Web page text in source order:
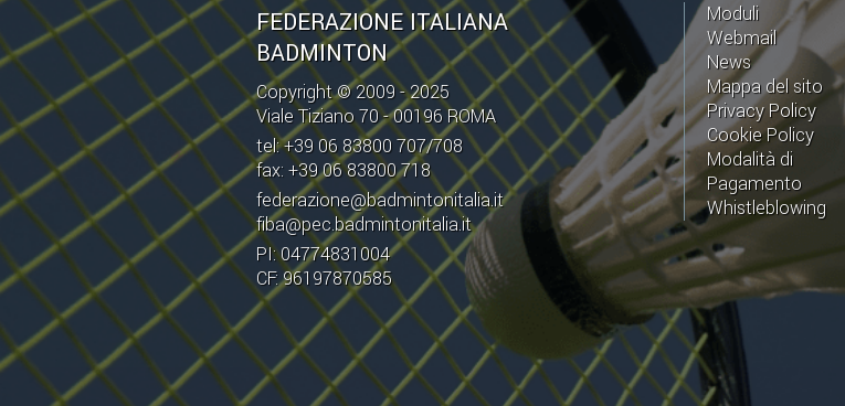
FEDERAZIONE ITALIANA
BADMINTON
Copyright © 2009 - 2025
Viale Tiziano 70 - 00196 ROMA
tel: +39 06 83800 707/708
fax: +39 06 83800 718
federazione@badmintonitalia.it
fiba@pec.badmintonitalia.it
PI: 04774831004
CF: 96197870585
Moduli
Webmail
News
Mappa del sito
Privacy Policy
Cookie Policy
Modalità di
Pagamento
Whistleblowing